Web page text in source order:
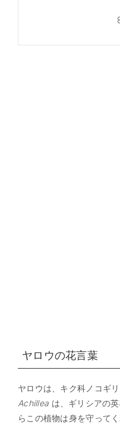
ヤロウの花言葉
ヤロウは、キク科ノコギ
Achillea は、ギリシアの
らこの植物は身を守って